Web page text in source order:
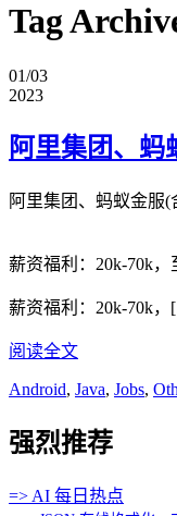
Tag
01/03
2023
阿里集团、蚂
阿里集团、蚂蚁金服
薪资福利：20k-70k
薪资福利：20k-70k
阅读全文
Android, Java, Jobs,
强烈推荐
=> AI 每日热点